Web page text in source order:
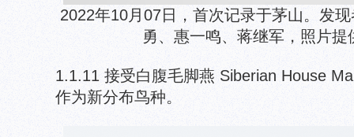
2022年10月07日，首次记录于茅山。发
勇、惠一鸣、蒋继军，照片提
1.1.11 接受白腹毛脚燕 Siberian House
作为新分布鸟种。